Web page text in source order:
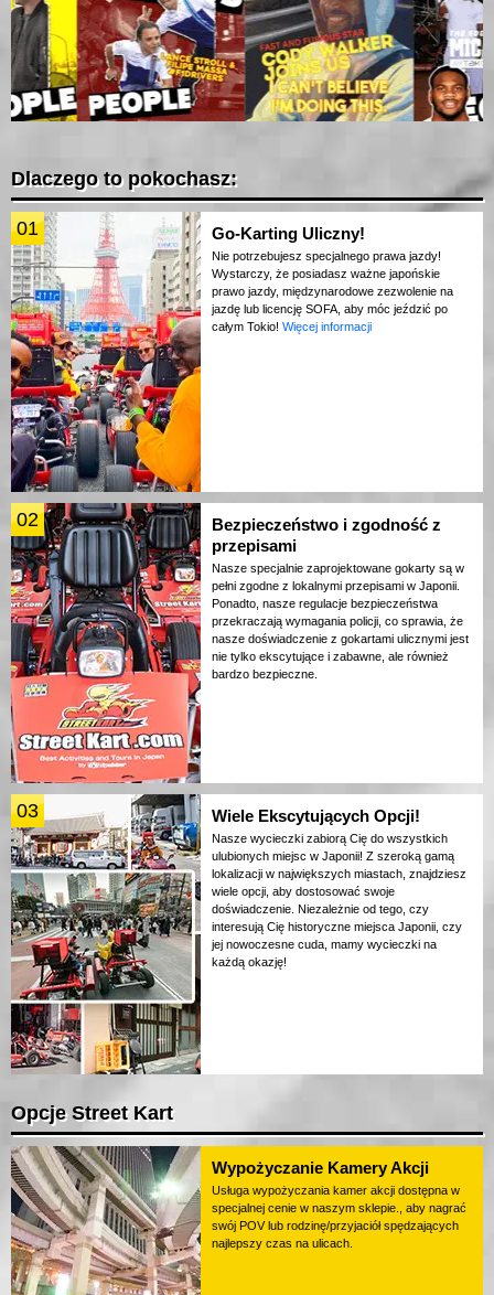
Dlaczego to pokochasz:
01 Go-Karting Uliczny!
Nie potrzebujesz specjalnego prawa jazdy!
Wystarczy, że posiadasz ważne japońskie
prawo jazdy, międzynarodowe zezwolenie na
jazdę lub licencję SOFA, aby móc jeździć po
całym Tokio! Więcej informacji
02
Bezpieczeństwo i zgodność z
przepisami
Nasze specjalnie zaprojektowane gokarty są w
pełni zgodne z lokalnymi przepisami w Japonii.
Ponadto, nasze regulacje bezpieczeństwa
przekraczają wymagania policji, co sprawia, że
nasze doświadczenie z gokartami ulicznymi jest
nie tylko ekscytujące i zabawne, ale również
bardzo bezpieczne.
03 Wiele Ekscytujących Opcji!
Nasze wycieczki zabiorą Cię do wszystkich
ulubionych miejsc w Japonii! Z szeroką gamą
lokalizacji w największych miastach, znajdziesz
wiele opcji, aby dostosować swoje
doświadczenie. Niezależnie od tego, czy
interesują Cię historyczne miejsca Japonii, czy
jej nowoczesne cuda, mamy wycieczki na
każdą okazję!
Opcje Street Kart
Wypożyczanie Kamery Akcji
Usługa wypożyczania kamer akcji dostępna w
specjalnej cenie w naszym sklepie., aby nagrać
swój POV lub rodzinę/przyjaciół spędzających
najlepszy czas na ulicach.